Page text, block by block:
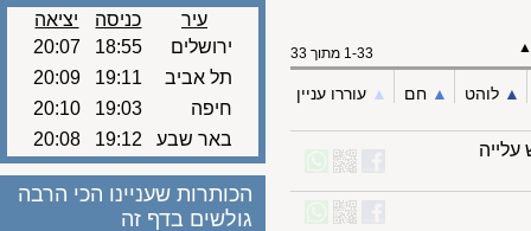
1-33 מתוך 33
לוהט ▲︎ חם ▲︎ עוררו עניין
עיר כניסה
יציאה
ירושלים
18:55
20:07
תל אביב
19:11
20:09
חיפה
19:03
20:10
באר שבע
19:12
20:08
הכותרות שעניינו הכי הרבה
גולשים בדף זה